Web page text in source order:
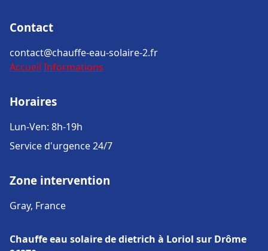
Contact
contact@chauffe-eau-solaire-2.fr
Accueil Informations
Horaires
Lun-Ven: 8h-19h
Service d'urgence 24/7
Zone intervention
Gray, France
Chauffe eau solaire de dietrich à Loriol sur Drôme